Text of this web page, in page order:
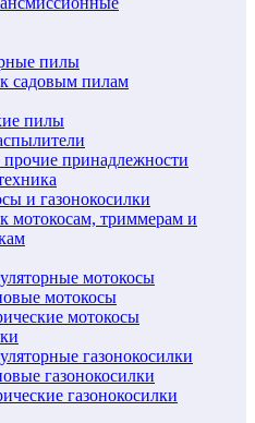
пилы
садовым пилам
пилы
принадлежности
и газонокосилки
мотокосам, триммерам и
мотокосы
мотокосы
мотокосы
газонокосилки
газонокосилки
газонокосилки